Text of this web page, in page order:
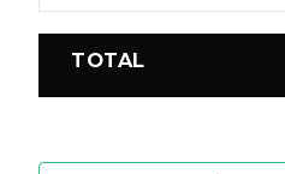
TOTAL